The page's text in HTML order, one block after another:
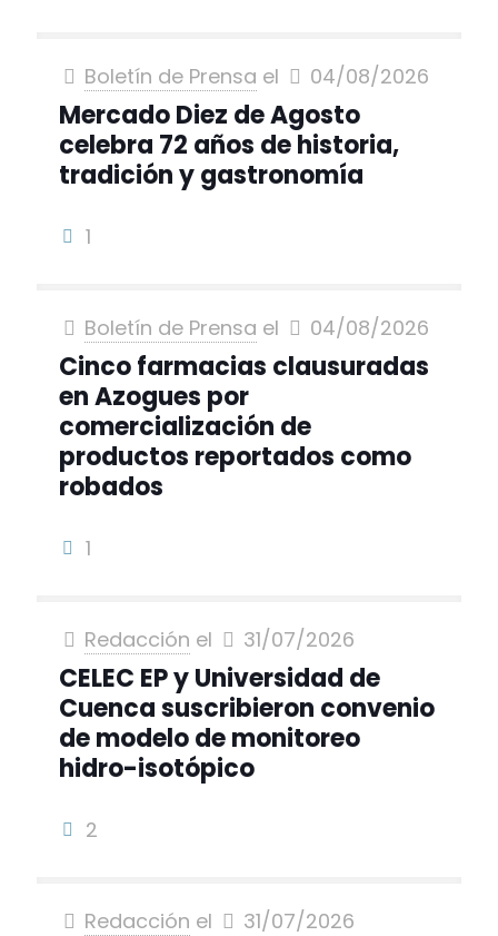
Boletín de Prensa el 04/08/2026
Mercado Diez de Agosto
celebra 72 años de historia,
tradición y gastronomía
1
Boletín de Prensa el 04/08/2026
Cinco farmacias clausuradas
en Azogues por
comercialización de
productos reportados como
robados
1
Redacción el 31/07/2026
CELEC EP y Universidad de
Cuenca suscribieron convenio
de modelo de monitoreo
hidro-isotópico
2
Redacción el 31/07/2026